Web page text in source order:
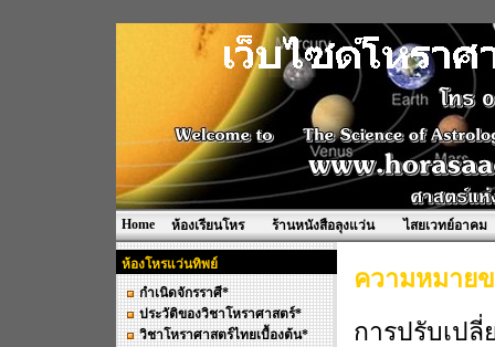
Home ห้องเรียนโหร ร้านหนังสือลุงแว่น ไสยเวทย์อาคม
ห้องโหรแว่นทิพย์
กำเนิดจักรราศี*
ประวัติของวิชาโหราศาสตร์*
วิชาโหราศาสตร์ไทยเบื้องต้น*
ความหมาย
การปรับเป